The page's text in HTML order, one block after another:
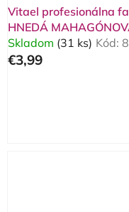
Vitael profesionálna
HNEDÁ
Skladom (31 ks) Kód:
€3,99